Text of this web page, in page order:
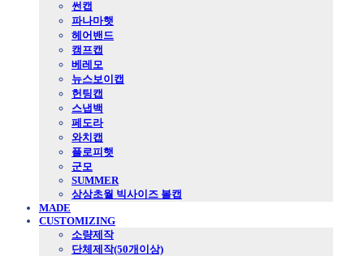
썬캡
파나마햇
헤어밴드
캠프캡
베레모
뉴스보이캡
헌팅캡
스냅백
페도라
와치캡
플로피햇
군모
SUMMER
상상초월 빅사이즈 볼캡
MADE
CUSTOMIZING
소량제작
단체제작(50개이상)